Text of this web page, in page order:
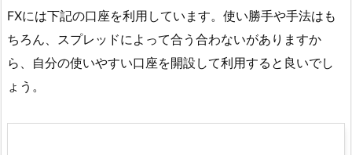
FXには下記の口座を利用しています。使い勝手や手法はも
ちろん、スプレッドによって合う合わないがありますか
ら、自分の使いやすい口座を開設して利用すると良いでし
ょう。